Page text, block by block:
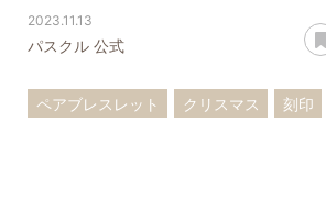
2023.11.13
パスクル 公式
ペアブレスレット クリスマス
刻印